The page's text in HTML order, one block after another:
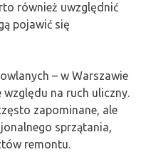
również uwzględnić
pojawić się
– w Warszawie
na ruch uliczny.
zapominane, ale
sprzątania,
remontu.